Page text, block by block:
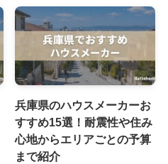
兵庫県のハウスメーカーお
すすめ15選！耐震性や住み
心地からエリアごとの予算
まで紹介